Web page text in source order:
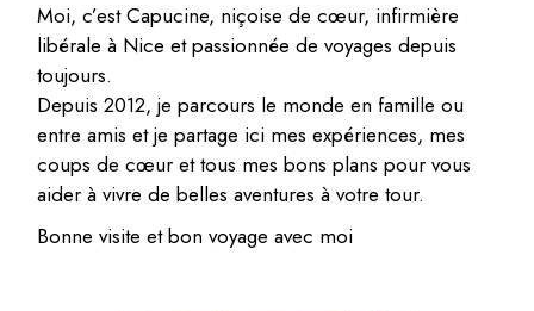
Moi, c’est Capucine, niçoise de cœur, infirmière
libérale à Nice et passionnée de voyages depuis
toujours.
Depuis 2012, je parcours le monde en famille ou
entre amis et je partage ici mes expériences, mes
coups de cœur et tous mes bons plans pour vous
aider à vivre de belles aventures à votre tour.
Bonne visite et bon voyage avec moi